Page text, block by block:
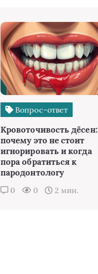
Вопрос-ответ
Кровоточивость дёсен:
почему это не стоит
игнорировать и когда
пора обратиться к
пародонтологу
0 0 2 мин.